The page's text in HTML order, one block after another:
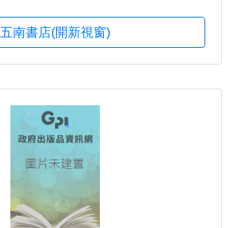
五南書店(開新視窗)